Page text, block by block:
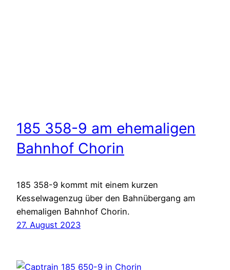
185 358-9 am ehemaligen
Bahnhof Chorin
185 358-9 kommt mit einem kurzen
Kesselwagenzug über den Bahnübergang am
ehemaligen Bahnhof Chorin.
27. August 2023